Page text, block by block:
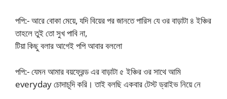
পপি:- আরে বোকা মেয়ে, যদি বিয়ের পর জানতে পারিস যে ওর বাড়াটা ৪ ইঞ্চির
তাহলে তুই তো সুখ পাবি না,
টিয়া কিছু বলার আগেই পপি আবার বললো
পপি:- যেমন আমার বয়ফ্রেন্ড এর বাড়াটা ৫ ইঞ্চির ওর সাথে আমি
everyday চোদাচূদি করি। তাই বলছি একবার টেস্ট ড্রাইভ নিয়ে নে